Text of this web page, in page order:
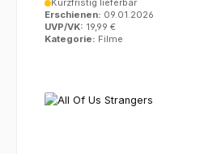
Kurzfristig lieferbar
Erschienen: 09.01.2026
UVP/VK: 19,99 €
Kategorie: Filme